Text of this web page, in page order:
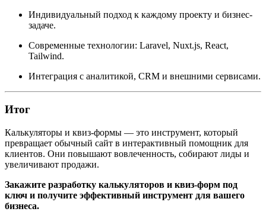
Индивидуальный подход к каждому проекту и бизнес-
задаче.
Современные технологии: Laravel, Nuxt.js, React,
Tailwind.
Интеграция с аналитикой, CRM и внешними сервисами.
Итог
Калькуляторы и квиз-формы — это инструмент, который
превращает обычный сайт в интерактивный помощник для
клиентов. Они повышают вовлеченность, собирают лиды и
увеличивают продажи.
Закажите разработку калькуляторов и квиз-форм под
ключ и получите эффективный инструмент для вашего
бизнеса.